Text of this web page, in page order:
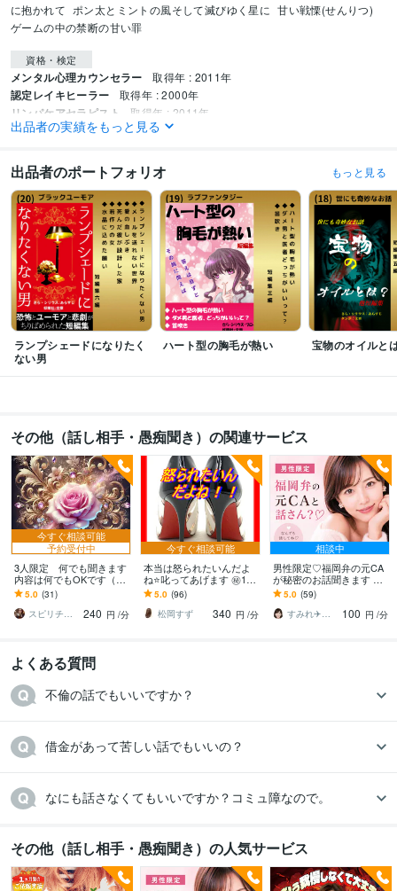
に抱かれて ポン太とミントの風そして滅びゆく星に
ゲームの中の禁断の甘い罪
資格・検定
メンタル心理カウンセラー 取得年 : 2011年
認定レイキヒーラー 取得年 : 2000年
リンパケアセラピスト 取得年 : 2011年
ペライチ:1年
Google Search Console:10年Stable Diffusion:1年
Vrew:1年
Canva:2年ペイントツールSAI:2年
得意分野
悩み相談・カウンセリング メンタル心理アドバイザー・カウンセラー 出
版
心の悩み＆出版
出品者の実績をもっと見る
出品者のポートフォリオ もっと見る
ランプシェードになりたく
ない男
ハート型の胸毛が熱い 宝物のオイルと
その他（話し相手・愚痴聞き）の関連サービス
今すぐ相談可能
予約受付中
3人限定 何でも聞きます
内容は何でもOKです（カ
ウンセラー資格有）
5.0 (31)
スピリチャルカウンセラー アイリス綾
240 円 /分
今すぐ相談可能
本当は怒られたいんだよ
ね⭐️叱ってあげます ㊙10
0％秘密厳守⭐️私に本当の
自分みせてごらん‼️
5.0 (96)
松岡すず
340 円 /分
相談中
男性限定♡福岡弁の元CA
が秘密のお話聞きます 雑
談・趣味・恋愛・性の悩
みなど…な〜んでも聞く
けんね！
5.0 (59)
すみれ✈️福岡弁の元CA
100 円 /分
よくある質問
不倫の話でもいいですか？
借金があって苦しい話でもいいの？
なにも話さなくてもいいですか？コミュ障なので。
その他（話し相手・愚痴聞き）の人気サービス